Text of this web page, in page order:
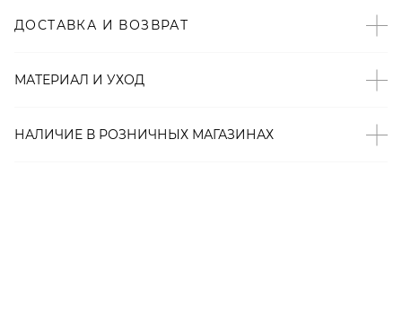
На Лизе размер One size, параметры 78/60/88, рост 172
Артикул
ДОСТАВКА И ВОЗВРАТ
МАТЕРИАЛ И УХОД
НАЛИЧИЕ В РОЗНИЧНЫХ МАГАЗИНАХ